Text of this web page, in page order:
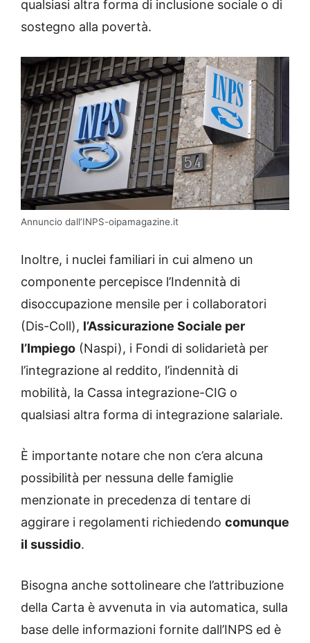
qualsiasi altra forma di inclusione sociale o di
sostegno alla povertà.
Annuncio dall’INPS-oipamagazine.it
Inoltre, i nuclei familiari in cui almeno un
componente percepisce l’Indennità di
disoccupazione mensile per i collaboratori
(Dis-Coll), l’Assicurazione Sociale per
l’Impiego (Naspi), i Fondi di solidarietà per
l’integrazione al reddito, l’indennità di
mobilità, la Cassa integrazione-CIG o
qualsiasi altra forma di integrazione salariale.
È importante notare che non c’era alcuna
possibilità per nessuna delle famiglie
menzionate in precedenza di tentare di
aggirare i regolamenti richiedendo comunque
il sussidio.
Bisogna anche sottolineare che l’attribuzione
della Carta è avvenuta in via automatica, sulla
base delle informazioni fornite dall’INPS ed è